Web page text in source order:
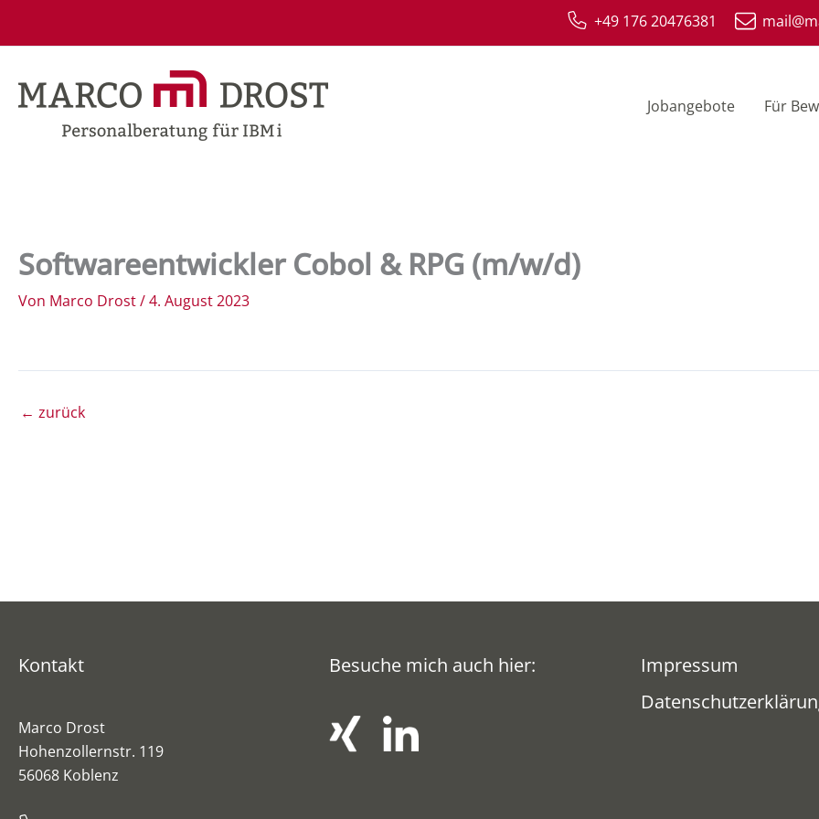
+49 176 20476381
Jobangebote Für
Softwareentwickler Cobol & RPG (m/w/d)
Von Marco Drost/4. August 2023
← zurück
Kontakt
Marco Drost
Hohenzollernstr. 119
56068 Koblenz
Besuche mich auch hier:
Impressum